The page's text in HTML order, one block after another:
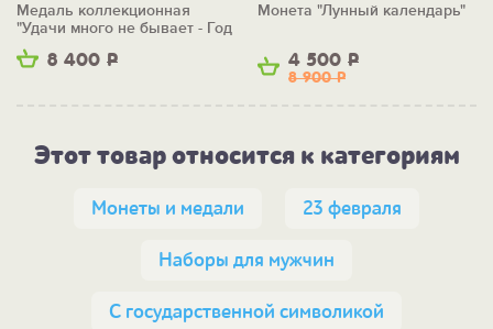
8 400 Р
Медаль коллекционная
"Удачи много не бывает - Год
Кабана"
4 500 Р
8 900Р
Монета "Лунный календарь"
Этот товар относится к категориям
Монеты и медали 23 февраля
Наборы для мужчин
С государственной символикой